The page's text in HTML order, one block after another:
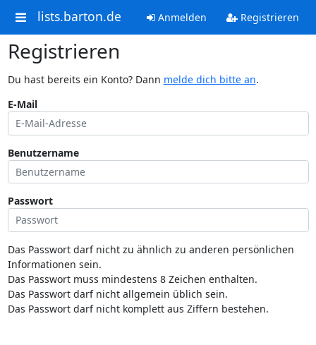
lists.barton.de Anmelden Registrieren
Registrieren
Du hast bereits ein Konto? Dann melde dich bitte an.
E-Mail
Benutzername
Passwort
Das Passwort darf nicht zu ähnlich zu anderen persönlichen
Informationen sein.
Das Passwort muss mindestens 8 Zeichen enthalten.
Das Passwort darf nicht allgemein üblich sein.
Das Passwort darf nicht komplett aus Ziffern bestehen.